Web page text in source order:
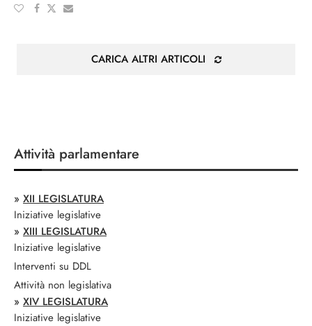
CARICA ALTRI ARTICOLI
Attività parlamentare
» XII LEGISLATURA
Iniziative legislative
» XIII LEGISLATURA
Iniziative legislative
Interventi su DDL
Attività non legislativa
» XIV LEGISLATURA
Iniziative legislative